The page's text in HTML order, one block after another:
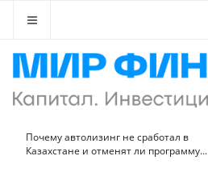
Почему автолизинг не сработал в
Казахстане и отменят ли программу...